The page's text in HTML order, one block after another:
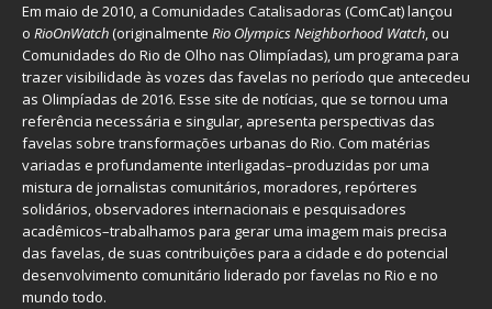
Em maio de 2010, a Comunidades Catalisadoras (ComCat) lançou
o RioOnWatch(originalmente Rio Olympics Neighborhood Watch, ou
Comunidades do Rio de Olho nas Olimpíadas), um programa para
trazer visibilidade às vozes das favelas no período que antecedeu
as Olimpíadas de 2016. Esse site de notícias, que se tornou uma
referência necessária e singular, apresenta perspectivas das
favelas sobre transformações urbanas do Rio. Com matérias
variadas e profundamente interligadas–produzidas por uma
mistura de jornalistas comunitários, moradores, repórteres
solidários, observadores internacionais e pesquisadores
acadêmicos–trabalhamos para gerar uma imagem mais precisa
das favelas, de suas contribuições para a cidade e do potencial
desenvolvimento comunitário liderado por favelas no Rio e no
mundo todo.